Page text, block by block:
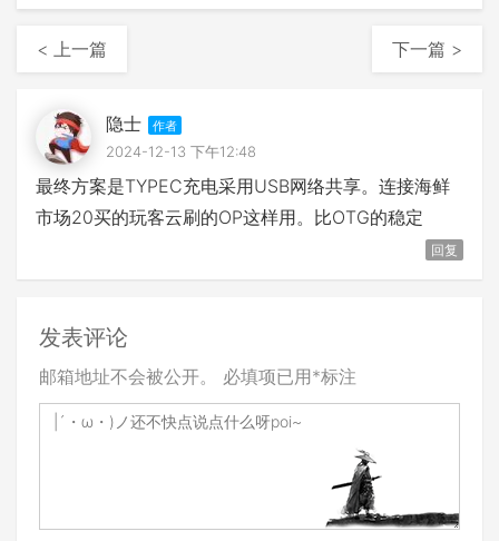
< 上一篇 下一篇 >
隐士
2024-12-13 下午12:48
最终方案是TYPEC充电采用USB网络共享。连接海鲜
市场20买的玩客云刷的OP这样用。比OTG的稳定
回复
发表评论
邮箱地址不会被公开。 必填项已用*标注